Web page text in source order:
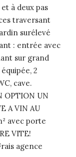
à deux pas
traversant
surélevé
: entrée avec
sur grand
2
cave.
OPTION UN
A VIN AU
avec porte
VITE!
agence